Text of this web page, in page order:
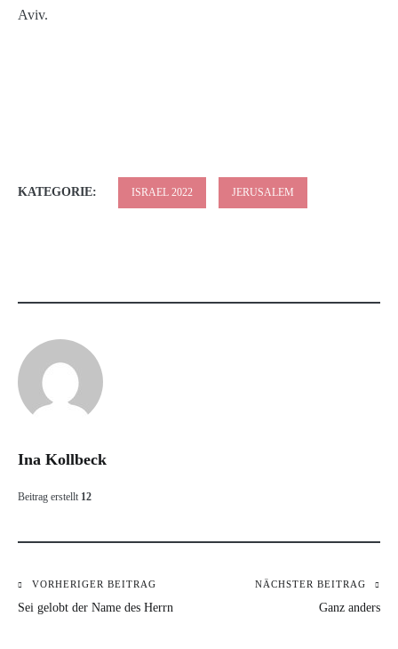
Aviv.
KATEGORIE: ISRAEL 2022 JERUSALEM
Ina Kollbeck
Beitrag erstellt 12
Beitragsnavigation
VORHERIGER BEITRAG
Sei gelobt der Name des Herrn
NÄCHSTER BEITRAG
Ganz anders